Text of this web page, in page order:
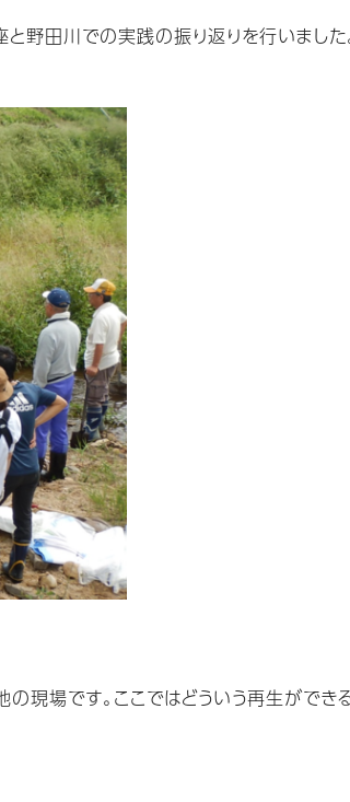
野田川での実践の振り返りを行いました
現場です。ここではどういう再生がで